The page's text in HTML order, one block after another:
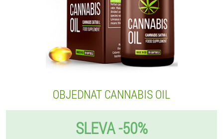
OBJEDNAT CANNABIS OIL
SLEVA -50%